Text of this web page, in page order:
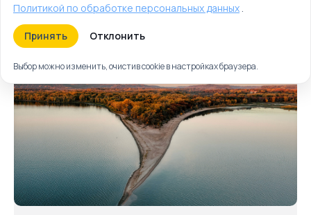
Туры Круизы Ближайшие
Политикой по обработке персональных данных.
Принять Отклонить
Выбор можно изменить, очистив cookie в настройках браузера.